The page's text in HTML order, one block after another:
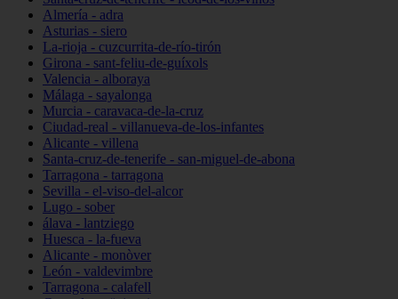
Almería - adra
Asturias - siero
La-rioja - cuzcurrita-de-río-tirón
Girona - sant-feliu-de-guíxols
Valencia - alboraya
Málaga - sayalonga
Murcia - caravaca-de-la-cruz
Ciudad-real - villanueva-de-los-infantes
Alicante - villena
Santa-cruz-de-tenerife - san-miguel-de-abona
Tarragona - tarragona
Sevilla - el-viso-del-alcor
Lugo - sober
álava - lantziego
Huesca - la-fueva
Alicante - monòver
León - valdevimbre
Tarragona - calafell